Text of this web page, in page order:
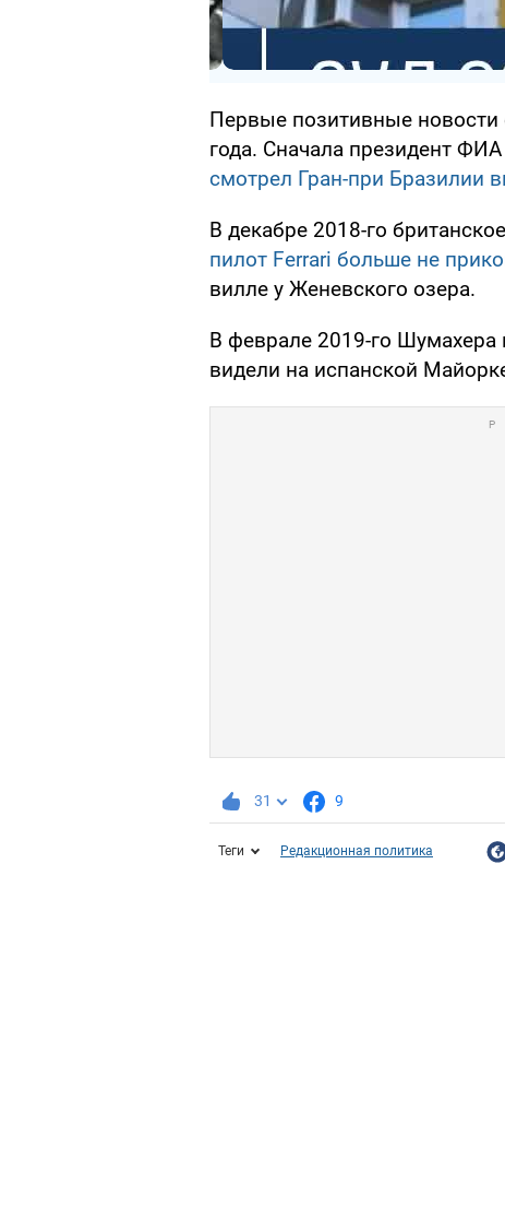
Первые позитивные новости
года. Сначала президент
смотрел Гран-при Бразилии
В декабре 2018-го
пилот Ferrari больше не
вилле у Женевского озера.
В феврале 2019-го
видели на испанской
31 9
Теги Редакционная политика